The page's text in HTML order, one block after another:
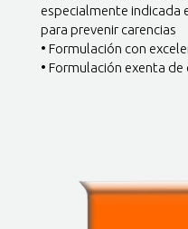
especialmente indicada
para prevenir carencias
• Formulación con
• Formulación exenta de